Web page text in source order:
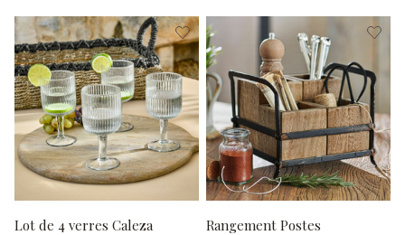
Lot de 4 verres Caleza Rangement Postes